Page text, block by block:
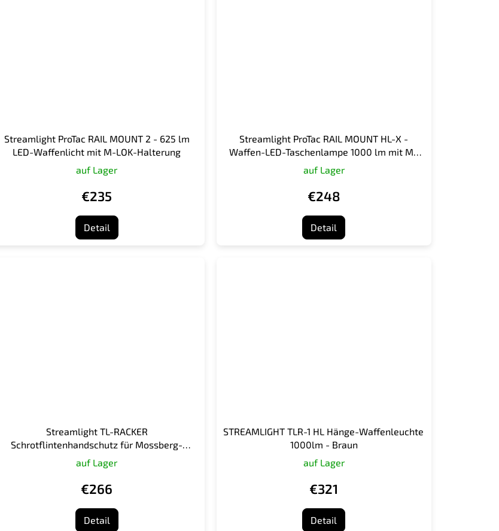
Streamlight ProTac RAIL MOUNT 2 - 625 lm
LED-Waffenlicht mit M-LOK-Halterung
auf Lager
€235
Detail
Streamlight ProTac RAIL MOUNT HL-X -
Waffen-LED-Taschenlampe 1000 lm mit M-
LOK-Halterung
auf Lager
€248
Detail
Streamlight TL-RACKER
Schrotflintenhandschutz für Mossberg-
500/590 MODELL
auf Lager
€266
Detail
STREAMLIGHT TLR-1 HL Hänge-Waffenleuchte
1000lm - Braun
auf Lager
€321
Detail